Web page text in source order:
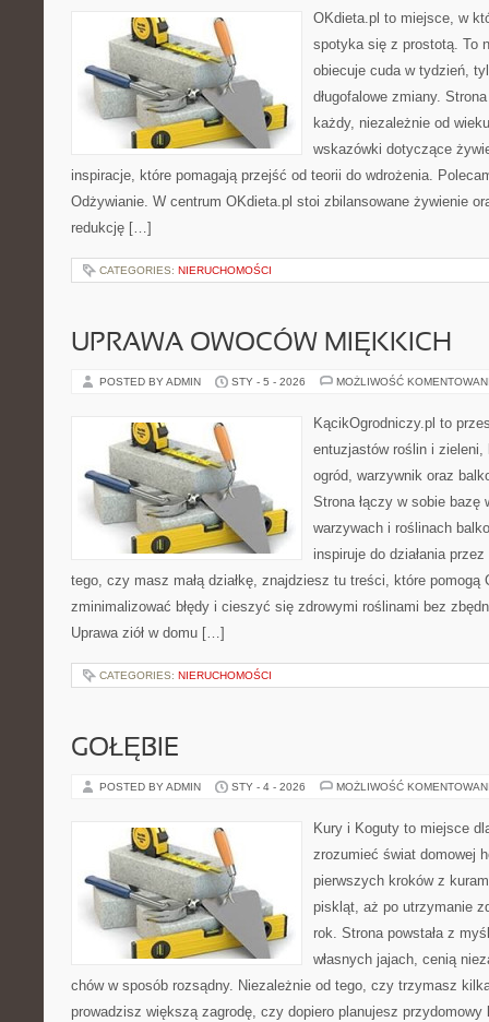
OKdieta.pl to miejsce, w
spotyka się z prostotą. To
obiecuje cuda w tydzień,
długofalowe zmiany.
każdy, niezależnie od
wskazówki dotyczące
inspiracje, które pomagają przejść od teorii do wdrożenia.
Odżywianie. W centrum OKdieta.pl stoi zbilansowane żywienie
redukcję […]
CATEGORIES: NIERUCHOMOŚCI
UPRAWA OWOCÓW MIĘKKICH
POSTED BY ADMIN STY - 5 - 2026 MOŻLIWOŚĆ
KącikOgrodniczy.pl to
entuzjastów roślin i
ogród, warzywnik oraz
Strona łączy w sobie bazę
warzywach i roślinach
inspiruje do działania
tego, czy masz małą działkę, znajdziesz tu treści, które pomogą
zminimalizować błędy i cieszyć się zdrowymi roślinami bez
Uprawa ziół w domu […]
CATEGORIES: NIERUCHOMOŚCI
GOŁĘBIE
POSTED BY ADMIN STY - 4 - 2026 MOŻLIWOŚĆ
Kury i Koguty to miejsce
zrozumieć świat domowej
pierwszych kroków z
piskląt, aż po utrzymanie
rok. Strona powstała z
własnych jajach, cenią
chów w sposób rozsądny. Niezależnie od tego, czy trzymasz
prowadzisz większą zagrodę, czy dopiero planujesz